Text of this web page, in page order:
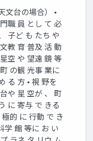
文台の場合） •
職 員 とし て 必
子ど も たち や
教 育 普及 活 動
空 や 望遠 鏡 等
の観 光事 業に
る 方 • 視 野を
や 星 空が 、 町
に 寄与 で きる
的 に 行動 で き
学 館 等に お い